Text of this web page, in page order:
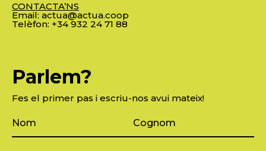
CONTACTA’NS
Email: actua@actua.coop
Telèfon: +34 932 24 71 88
Parlem?
Fes el primer pas i escriu-nos avui mateix!